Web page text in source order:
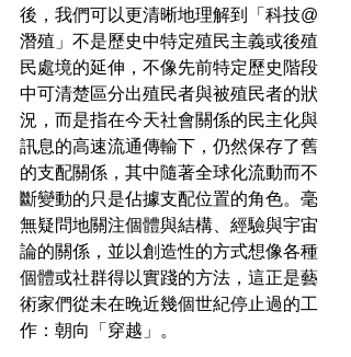
後，我們可以更清晰地理解到「科技@
潛殖」不是歷史中特定殖民主義或後殖
民處境的延伸，不像先前特定歷史階段
中可清楚區分出殖民者與被殖民者的狀
況，而是指在今天社會關係的民主化與
訊息的高速流通傳輸下，仍然保存了舊
的支配關係，其中隨著全球化流動而不
斷變動的只是佔據支配位置的角色。毫
無疑問地關注個體與結構、經驗與宇宙
論的關係，並以創造性的方式想像各種
個體或社群得以實踐的方法，這正是藝
術家們從未在晚近幾個世紀停止過的工
作：朝向「穿越」。